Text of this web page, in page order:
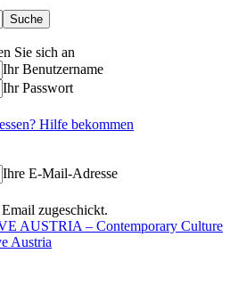
Sie sich an
Ihr Benutzername
Ihr Passwort
Hilfe bekommen
Ihre E-Mail-Adresse
zugeschickt.
AUSTRIA – Contemporary Culture